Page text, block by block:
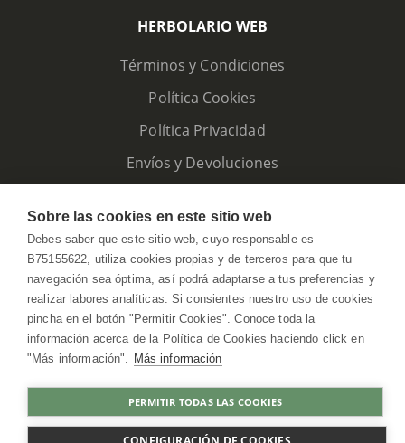
COMPRAR
HERBOLARIO WEB
Términos y Condiciones
Política Cookies
Política Privacidad
Envíos y Devoluciones
HerbolarioWeb © 2026. All Rights Reserved
Sobre las cookies en este sitio web
Debes saber que este sitio web, cuyo responsable es
B75155622, utiliza cookies propias y de terceros para que tu
navegación sea óptima, así podrá adaptarse a tus preferencias y
realizar labores analíticas. Si consientes nuestro uso de cookies
pincha en el botón "Permitir Cookies". Conoce toda la
información acerca de la Política de Cookies haciendo click en
"Más información". Más información
PERMITIR TODAS LAS COOKIES